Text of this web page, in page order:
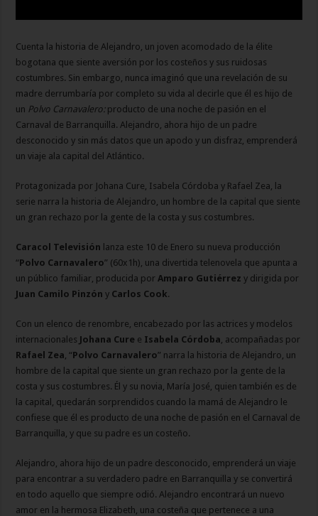
Cuenta la historia de Alejandro, un joven acomodado de la élite
bogotana que siente aversión por los costeños y sus ruidosas
costumbres. Sin embargo, nunca imaginó que una revelación de su
madre derrumbaría por completo su vida al decirle que él es hijo de
un Polvo Carnavalero:producto de una noche de pasión en el
Carnaval de Barranquilla. Alejandro, ahora hijo de un padre
desconocido y sin más datos que un apodo y un disfraz, emprenderá
un viaje ala capital del Atlántico.
Protagonizada por Johana Cure, Isabela Córdoba y Rafael Zea, la
serie narra la historia de Alejandro, un hombre de la capital que siente
un gran rechazo por la gente de la costa y sus costumbres.
Caracol Televisión lanza este 10 de Enero su nueva producción
“Polvo Carnavalero” (60x1h), una divertida telenovela que apunta a
un público familiar, producida por Amparo Gutiérrez y dirigida por
Juan Camilo Pinzón y Carlos Cook.
Con un elenco de renombre, encabezado por las actrices y modelos
internacionales Johana Cure e Isabela Córdoba , acompañadas por
Rafael Zea , “Polvo Carnavalero” narra la historia de Alejandro, un
hombre de la capital que siente un gran rechazo por la gente de la
costa y sus costumbres. Él y su novia, María José, quien también es de
la capital, quedarán sorprendidos cuando la mamá de Alejandro le
confiese que él es producto de una noche de pasión en el Carnaval de
Barranquilla, y que su padre es un costeño.
Alejandro, ahora hijo de un padre desconocido, emprenderá un viaje
para encontrar a su verdadero padre en Barranquilla y se convertirá
en todo aquello que siempre odió. Alejandro encontrará un nuevo
amor en la hermosa Elizabeth, una costeña que pertenece a una